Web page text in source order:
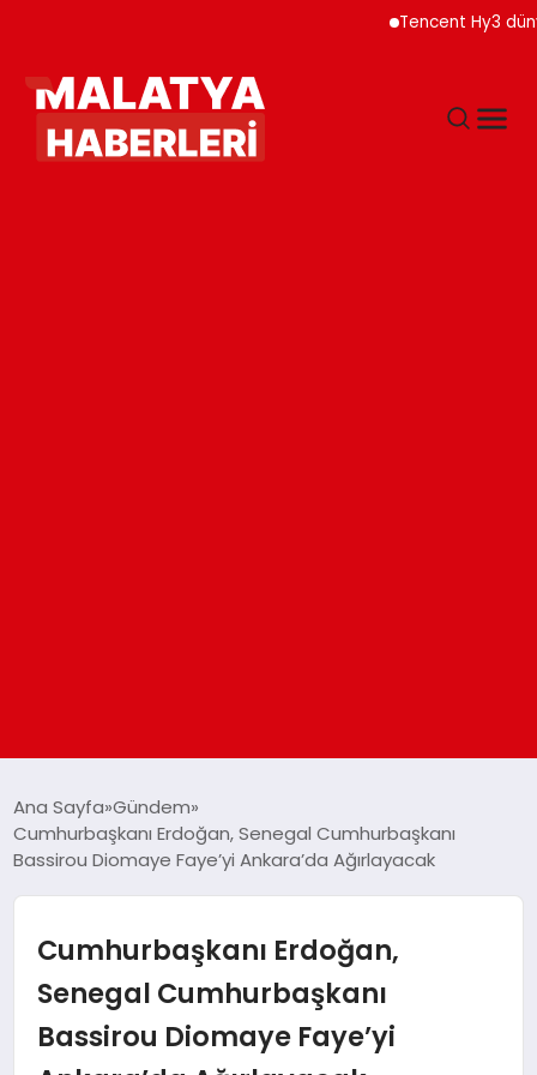
Tencent Hy3 dünya
GÜNDEM
DÜNYA
EĞITIM
Ana Sayfa Gündem
Cumhurbaşkanı Erdoğan, Senegal Cumhurbaşkanı
Bassirou Diomaye Faye’yi Ankara’da Ağırlayacak
Cumhurbaşkanı Erdoğan,
Senegal Cumhurbaşkanı
Bassirou Diomaye Faye’yi